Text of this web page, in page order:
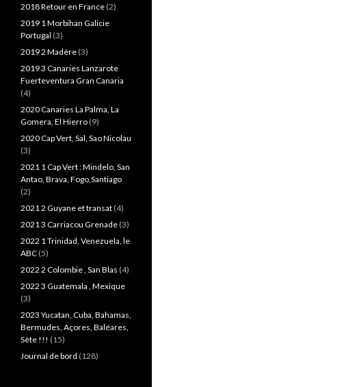
2018 Retour en France (2)
2019 1 Morbihan Galicie
Portugal (3)
2019 2 Madère (3)
2019 3 Canaries Lanzarote
Fuerteventura Gran Canaria
(4)
2020 Canaries La Palma, La
Gomera, El Hierro (9)
2020 Cap Vert, Sal, Sao Nicolau
(3)
2021 1 Cap Vert : Mindelo, San
Antao, Brava, Fogo,Santiago
(2)
2021 2 Guyane et transat (4)
2021 3 Carriacou Grenade (3)
2022 1 Trinidad, Venezuela, le
ABC (5)
2022 2 Colombie , San Blas (4)
2022 3 Guatemala , Mexique
(3)
2023 Yucatan, Cuba, Bahamas,
Bermudes, Açores, Baléares,
Sète !!! (15)
Journal de bord (128)